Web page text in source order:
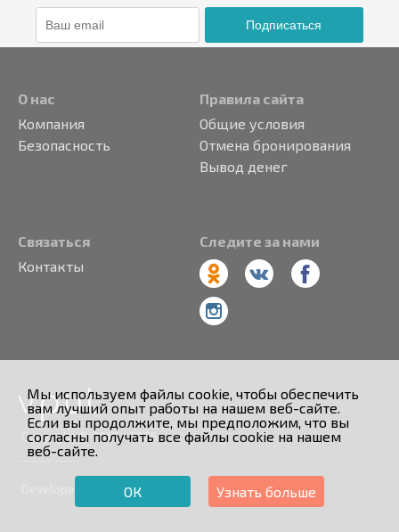
Мы используем файлы cookie, чтобы обеспечить
вам лучший опыт работы на нашем веб-сайте.
Если вы продолжите, мы предположим, что вы
согласны получать все файлы cookie на нашем
веб-сайте.
ОК Узнать больше
Подписаться
О нас
Компания
Безопасность
Правила сайта
Общие условия
Отмена бронирования
Вывод денег
Связаться
Контакты
Следите за нами
Copyright © 2013 - 2026